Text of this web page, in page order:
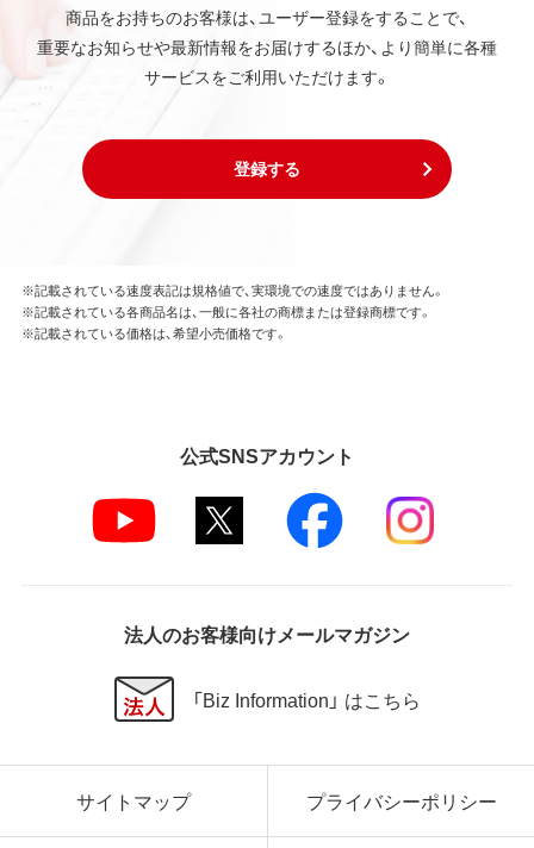
商品をお持ちのお客様は、ユーザー登録をすることで、
重要なお知らせや最新情報をお届けするほか、より簡単に各種
サービスをご利用いただけます。
登録する
※記載されている速度表記は規格値で、実環境での速度ではありません。
※記載されている各商品名は、一般に各社の商標または登録商標です。
※記載されている価格は、希望小売価格です。
公式SNSアカウント
法人のお客様向けメールマガジン
「Biz Information」 はこちら
サイトマップ プライバシーポリシー